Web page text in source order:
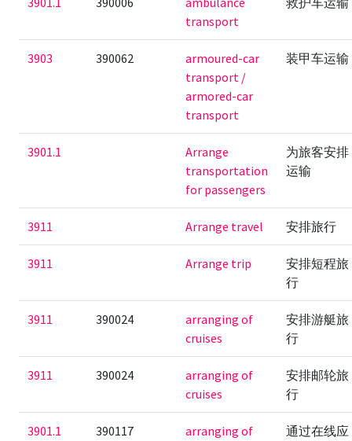
transport
3903 390062
armoured-car
transport /
armored-car
transport
装甲车运输
3901.1
Arrange
transportation
for passengers
为旅客安排
运输
3911 Arrange travel 安排旅行
3911 Arrange trip
安排短程旅
行
3911 390024
arranging of
cruises
安排游艇旅
行
3911 390024
arranging of
cruises
安排邮轮旅
行
3901.1 390117
arranging of
通过在线应